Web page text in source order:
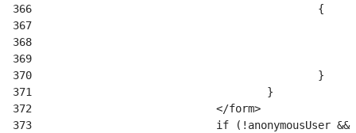
366
367
368
369
370
371
372
373